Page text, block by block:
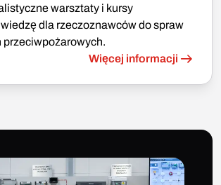
warsztaty i kursy
dla rzeczoznawców do spraw
przeciwpożarowych.
Więcej informacji